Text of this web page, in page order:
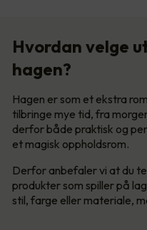
Hvordan velge
hagen?
Hagen er som et ekstra
tilbringe mye tid, fra
derfor både praktisk og
et magisk oppholdsrom.
Derfor anbefaler vi at du
produkter som spiller på
stil, farge eller materiale,